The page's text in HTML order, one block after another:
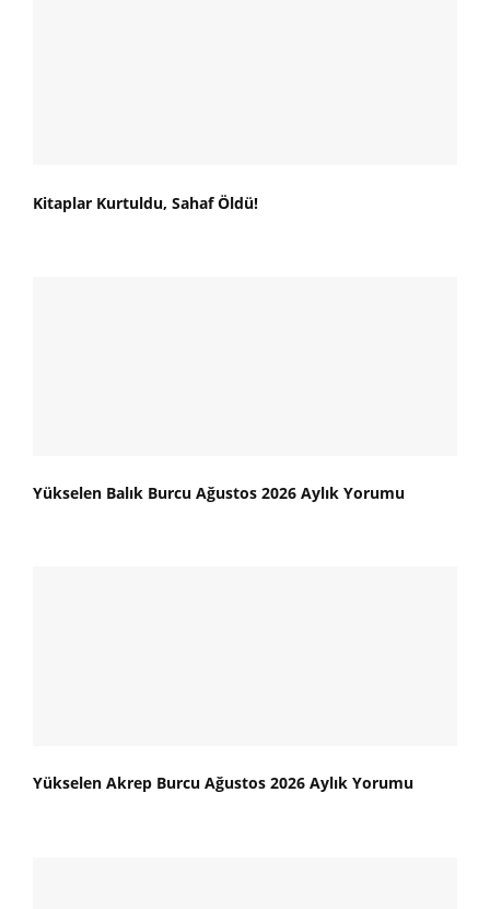
Kitaplar Kurtuldu, Sahaf Öldü!
Yükselen Balık Burcu Ağustos 2026 Aylık Yorumu
Yükselen Akrep Burcu Ağustos 2026 Aylık Yorumu